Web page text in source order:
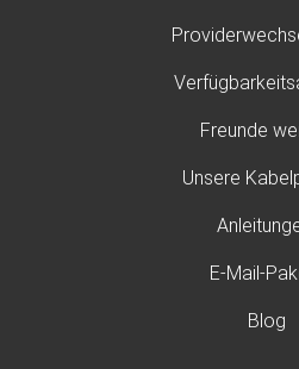
Freunde
Unsere
E-Mail-
Blog